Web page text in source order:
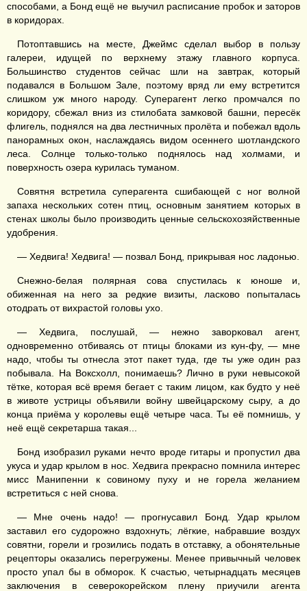
способами, а Бонд ещё не выучил расписание пробок и заторов
в коридорах.
Потоптавшись на месте, Джеймс сделал выбор в пользу
галереи, идущей по верхнему этажу главного корпуса.
Большинство студентов сейчас шли на завтрак, который
подавался в Большом Зале, поэтому вряд ли ему встретится
слишком уж много народу. Суперагент легко промчался по
коридору, сбежал вниз из стилобата замковой башни, пересёк
флигель, поднялся на два лестничных пролёта и побежал вдоль
панорамных окон, наслаждаясь видом осеннего шотландского
леса. Солнце только-только поднялось над холмами, и
поверхность озера курилась туманом.
Совятня встретила суперагента сшибающей с ног волной
запаха нескольких сотен птиц, основным занятием которых в
стенах школы было производить ценные сельскохозяйственные
удобрения.
— Хедвига! Хедвига! — позвал Бонд, прикрывая нос ладонью.
Снежно-белая полярная сова спустилась к юноше и,
обиженная на него за редкие визиты, ласково попыталась
отодрать от вихрастой головы ухо.
— Хедвига, послушай, — нежно заворковал агент,
одновременно отбиваясь от птицы блоками из кун-фу, — мне
надо, чтобы ты отнесла этот пакет туда, где ты уже один раз
побывала. На Воксхолл, понимаешь? Лично в руки невысокой
тётке, которая всё время бегает с таким лицом, как будто у неё
в животе устрицы объявили войну швейцарскому сыру, а до
конца приёма у королевы ещё четыре часа. Ты её помнишь, у
неё ещё секретарша такая...
Бонд изобразил руками нечто вроде гитары и пропустил два
укуса и удар крылом в нос. Хедвига прекрасно помнила интерес
мисс Манипенни к совиному пуху и не горела желанием
встретиться с ней снова.
— Мне очень надо! — прогнусавил Бонд. Удар крылом
заставил его судорожно вздохнуть; лёгкие, набравшие воздух
совятни, горели и грозились подать в отставку, а обонятельные
рецепторы оказались перегружены. Менее привычный человек
просто упал бы в обморок. К счастью, четырнадцать месяцев
заключения в северокорейском плену приучили агента